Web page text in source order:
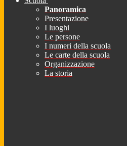
Panoramica
Presentazione
I luoghi
Le persone
I numeri della scuola
Le carte della scuola
Organizzazione
La storia